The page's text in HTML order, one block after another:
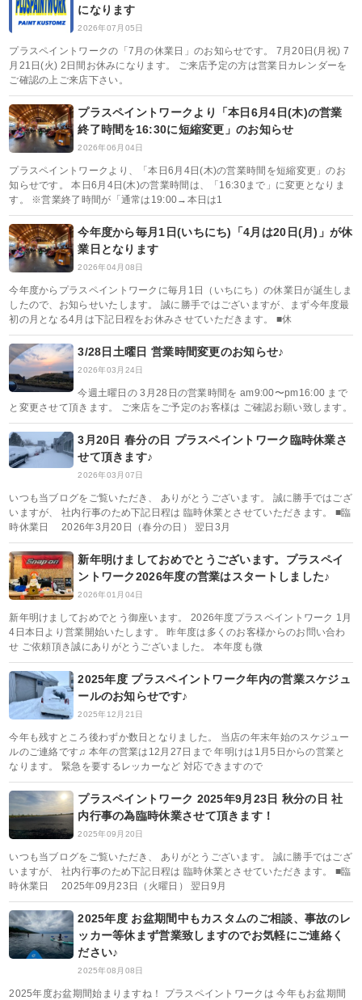
になります
2026年07月05日
プラスペイントワークの「7月の休業日」のお知らせです。 7月20日(月祝) 7
月21日(火) 2日間お休みになります。 ご来店予定の方は営業日カレンダーを
ご確認の上ご来店下さい。
プラスペイントワークより「本日6月4日(木)の営業
終了時間を16:30に短縮変更」のお知らせ
2026年06月04日
プラスペイントワークより、「本日6月4日(木)の営業時間を短縮変更」のお
知らせです。 本日6月4日(木)の営業時間は、「16:30まで」に変更となりま
す。 ※営業終了時間が「通常は19:00→本日は1
今年度から毎月1日(いちにち)「4月は20日(月)」が休
業日となります
2026年04月08日
今年度からプラスペイントワークに毎月1日（いちにち）の休業日が誕生しま
したので、お知らせいたします。 誠に勝手ではございますが、まず今年度最
初の月となる4月は下記日程をお休みさせていただきます。 ■休
3/28日土曜日 営業時間変更のお知らせ♪
2026年03月24日
今週土曜日の 3月28日の営業時間を am9:00〜pm16:00 まで
と変更させて頂きます。 ご来店をご予定のお客様は ご確認お願い致します。
3月20日 春分の日 プラスペイントワーク臨時休業さ
せて頂きます♪
2026年03月07日
いつも当ブログをご覧いただき、 ありがとうございます。 誠に勝手ではござ
いますが、 社内行事のため下記日程は 臨時休業とさせていただきます。 ■臨
時休業日 2026年3月20日（春分の日） 翌日3月
新年明けましておめでとうございます。プラスペイ
ントワーク2026年度の営業はスタートしました♪
2026年01月04日
新年明けましておめでとう御座います。 2026年度プラスペイントワーク 1月
4日本日より営業開始いたします。 昨年度は多くのお客様からのお問い合わ
せ ご依頼頂き誠にありがとうございました。 本年度も微
2025年度 プラスペイントワーク年内の営業スケジュ
ールのお知らせです♪
2025年12月21日
今年も残すところ後わずか数日となりました。 当店の年末年始のスケジュー
ルのご連絡です♫ 本年の営業は12月27日まで 年明けは1月5日からの営業と
なります。 緊急を要するレッカーなど 対応できますので
プラスペイントワーク 2025年9月23日 秋分の日 社
内行事の為臨時休業させて頂きます！
2025年09月20日
いつも当ブログをご覧いただき、 ありがとうございます。 誠に勝手ではござ
いますが、 社内行事のため下記日程は 臨時休業とさせていただきます。 ■臨
時休業日 2025年09月23日（火曜日） 翌日9月
2025年度 お盆期間中もカスタムのご相談、事故のレ
ッカー等休まず営業致しますのでお気軽にご連絡く
ださい♪
2025年08月08日
2025年度お盆期間始まりますね！ プラスペイントワークは 今年もお盆期間